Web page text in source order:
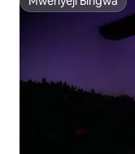
Mwenyeji Bingwa